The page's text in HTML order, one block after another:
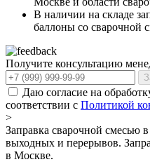
В наличии на складе
баллоны со сварочной
Получите консультацию
Даю согласие на
соответствии с Политикой
>
Заправка сварочной смесью
выходных и перерывов.
в Москве.